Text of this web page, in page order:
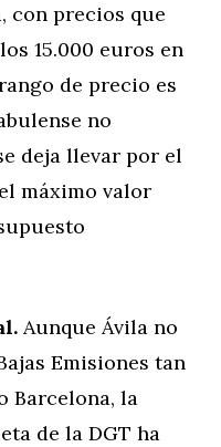
con precios que
15.000 euros en
de precio es
no
deja llevar por el
máximo valor
Aunque Ávila no
Emisiones tan
Barcelona, la
de la DGT ha